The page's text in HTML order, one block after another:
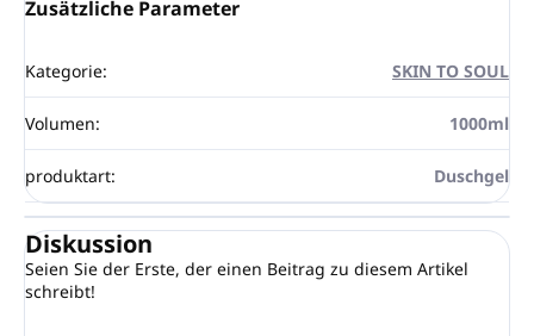
Zusätzliche Parameter
Kategorie: SKIN TO SOUL
Volumen: 1000ml
produktart: Duschgel
Diskussion
Seien Sie der Erste, der einen Beitrag zu diesem Artikel
schreibt!